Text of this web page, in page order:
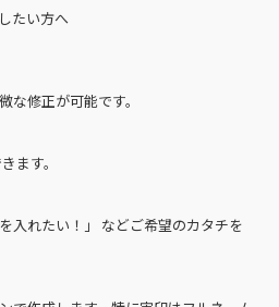
たい方へ
な修正が可能です。
ます。
入れたい！」 などご希望のカタチを